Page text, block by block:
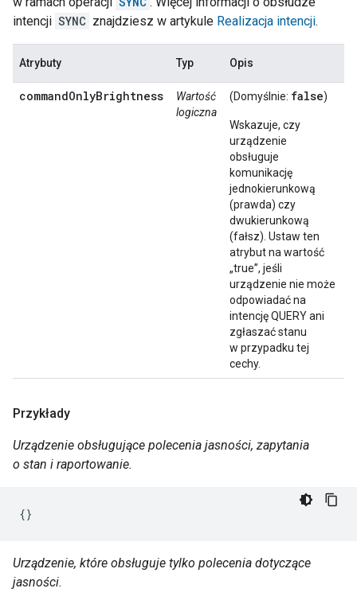
intencji SYNC znajdziesz w artykule Realizacja intencji.
Atrybuty Typ Opis
commandOnlyBrightness
Wartość
logiczna
(Domyślnie: false)
Wskazuje, czy
urządzenie
obsługuje
komunikację
jednokierunkową
(prawda) czy
dwukierunkową
(fałsz). Ustaw ten
atrybut na wartość
„true”, jeśli
urządzenie nie może
odpowiadać na
intencję QUERY ani
zgłaszać stanu
w przypadku tej
cechy.
Przykłady
Urządzenie obsługujące polecenia jasności, zapytania
o stan i raportowanie.
{}
Urządzenie, które obsługuje tylko polecenia dotyczące
jasności.